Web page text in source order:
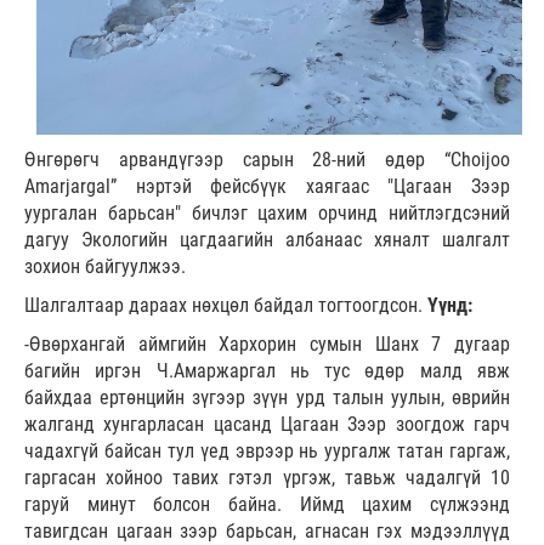
Өнгөрөгч арвандүгээр сарын 28-ний өдөр “Choijoo
Amarjargal” нэртэй фейсбүүк хаягаас "Цагаан Зээр
уургалан барьсан" бичлэг цахим орчинд нийтлэгдсэний
дагуу Экологийн цагдаагийн албанаас хяналт шалгалт
зохион байгуулжээ.
Шалгалтаар дараах нөхцөл байдал тогтоогдсон. Үүнд:
-Өвөрхангай аймгийн Хархорин сумын Шанх 7 дугаар
багийн иргэн Ч.Амаржаргал нь тус өдөр малд явж
байхдаа ертөнцийн зүгээр зүүн урд талын уулын, өврийн
жалганд хунгарласан цасанд Цагаан Зээр зоогдож гарч
чадахгүй байсан тул үед эврээр нь уургалж татан гаргаж,
гаргасан хойноо тавих гэтэл үргэж, тавьж чадалгүй 10
гаруй минут болсон байна. Иймд цахим сүлжээнд
тавигдсан цагаан зээр барьсан, агнасан гэх мэдээллүүд